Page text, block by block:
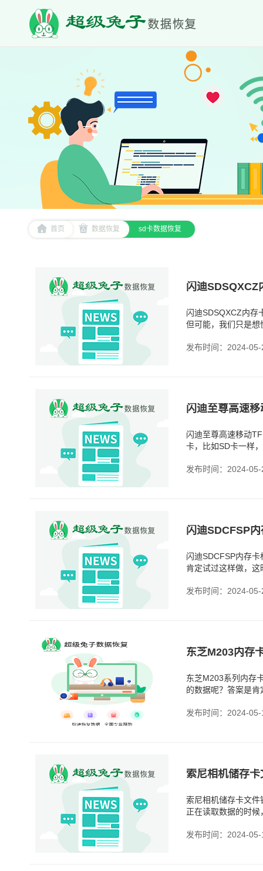
首页 数据恢复 sd卡数据恢复
闪迪SDSQXCZ内存
但可能，我们只是
发布时间：2024-05-
闪迪至尊高速移动
卡，比如SD卡一样
发布时间：2024-05-
闪迪SDCFSP内存
肯定试过这样做，这
发布时间：2024-05-
东芝M203系列内存
的数据呢？答案是
发布时间：2024-05-
索尼相机储存
索尼相机储存卡文
正在读取数据的时
发布时间：2024-05-